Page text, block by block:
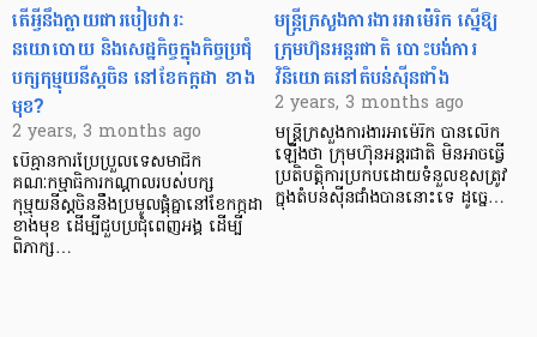
តើអ្វីនឹងក្លាយជារបៀបវារៈ
នយោបោយ និងសេដ្ឋកិច្ចក្នុងកិច្ចប្រជុំ
បក្សកុម្មុយនីស្តចិន នៅខែកក្កដា ខាង
មុខ?
2 years, 3 months ago
បើគ្មានការប្រែប្រួលទេសមាជិក
គណៈកម្មាធិការកណ្តាលរបស់បក្ស
កុម្មុយនីស្តចិននឹងប្រមូលផ្តុំគ្នានៅខែកក្កដា
ខាងមុខ ដើម្បីជួបប្រជុំពេញអង្គ ដើម្បី
ពិភាក្ស…
មន្ត្រីក្រសួងការងារអាម៉េរិក ស្នើឱ្យ
ក្រុមហ៊ុនអន្តរជាតិ បោះបង់ការ
វិនិយោគនៅតំបន់ស៊ីនជាំង
2 years, 3 months ago
មន្ត្រីក្រសួងការងារអាម៉េរិក បានលើក
ឡើងថា ក្រុមហ៊ុនអន្តរជាតិ មិនអាចធ្វើ
ប្រតិបត្តិការប្រកបដោយទំនួលខុសត្រូវ
ក្នុងតំបន់ស៊ីនជាំងបាននោះទេ ដូច្នេ…